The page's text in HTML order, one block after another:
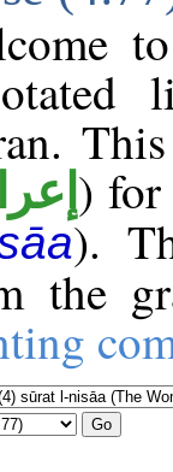
) for
).
the
Go